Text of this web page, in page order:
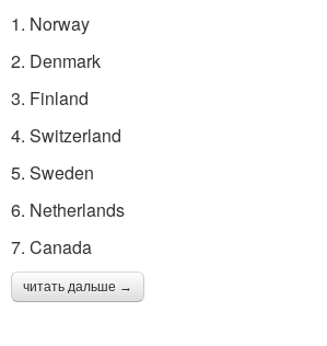
1. Norway
2. Denmark
3. Finland
4. Switzerland
5. Sweden
6. Netherlands
7. Canada
читать дальше →